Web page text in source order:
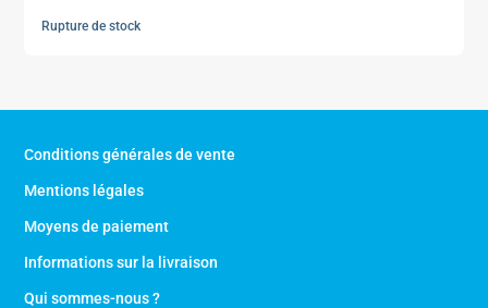
Rupture de stock
Conditions générales de vente
Mentions légales
Moyens de paiement
Informations sur la livraison
Qui sommes-nous ?